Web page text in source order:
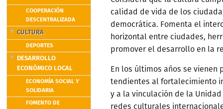
COOPERACIÓN
DESCENTRALIZADA
CULTURA
DEPORTES
DESARROLLO
ECONÓMICO LOCAL
ECONOMÍA SOCIAL Y
SOLIDARIA
FOMENTO DE
calidad de vida de los
democrática. Fomenta el
horizontal entre ciudades,
promover el desarrollo en la
En los últimos años se vienen
tendientes al fortalecimiento
y a la vinculación de la
redes culturales